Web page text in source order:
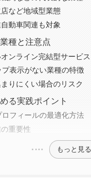
など地域型業態
動車関連も対象
種と注意点
ンライン完結型サービス
表示がない業種の特徴
りにくい場合のリスク
る実践ポイント
フィールの最適化方法
重要性
もっと見る